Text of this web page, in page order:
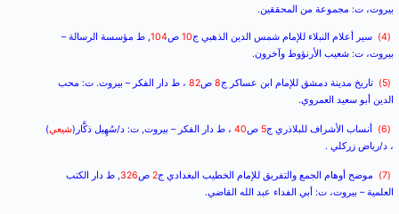
بيروت، ت: مجموعة من المحققين.
(4) سير أعلام النبلاء للإمام شمس الدين الذهبي ج10ص104, ط مؤسسة الرسالة –
بيروت، ت: شعيب الأرنؤوط وآخرون.
(5) تاريخ مدينة دمشق للإمام ابن عساكر ج8ص82، ط دار الفكر – بيروت. ت: محب
الدين أبو سعيد العمروي.
(6) أنساب الأشراف للبلاذري ج5 ص40، ط دار الفكر – بيروت, ت: د/سُهِيل ذكَّار(شيعي)
، د/رياض زركلي .
(7) موضح أوهام الجمع والتفريق للإمام الخطيب البغدادي ج2 ص326 , ط دار الكتب
العلمية – بيروت، ت: أبي الفداء عبد الله القاضي.